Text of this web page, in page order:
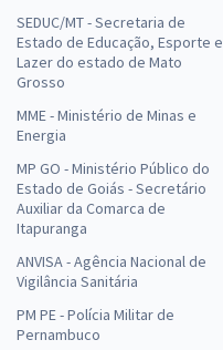
SEDUC/MT - Secretaria de
Estado de Educação, Esporte e
Lazer do estado de Mato
Grosso
MME - Ministério de Minas e
Energia
MP GO - Ministério Público do
Estado de Goiás - Secretário
Auxiliar da Comarca de
Itapuranga
ANVISA - Agência Nacional de
Vigilância Sanitária
PM PE - Polícia Militar de
Pernambuco